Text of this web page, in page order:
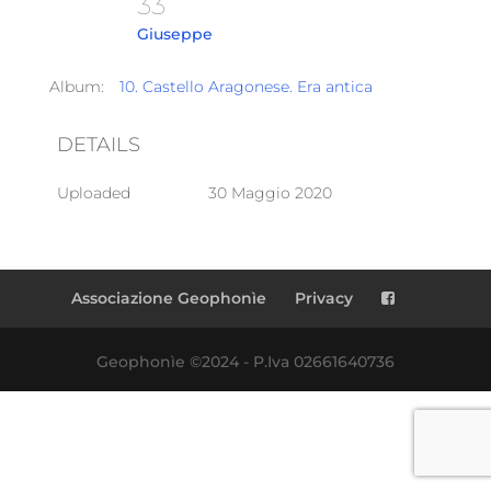
Giuseppe
Album: 10. Castello Aragonese. Era antica
DETAILS
Uploaded 30 Maggio 2020
Associazione Geophonìe Privacy
Geophonìe ©2024 - P.Iva 02661640736